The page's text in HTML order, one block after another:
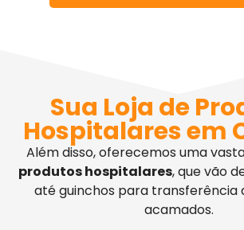
Sua Loja de
Hospitalares em
Além disso, oferecemos uma
produtos hospitalares, que vão
até guinchos para transferência
acamados.